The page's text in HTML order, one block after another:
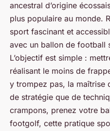
ancestral d’origine
plus populaire au monde.
sport fascinant et
avec un ballon de football
L’objectif est simple :
réalisant le moins de
y trompez pas, la maîtrise
de stratégie que de
crampons, prenez votre
footgolf, cette pratique